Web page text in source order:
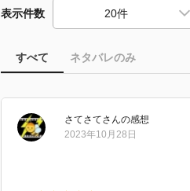
表示件数
すべて ネタバレのみ
さてさてさんの感想
2023年10月28日